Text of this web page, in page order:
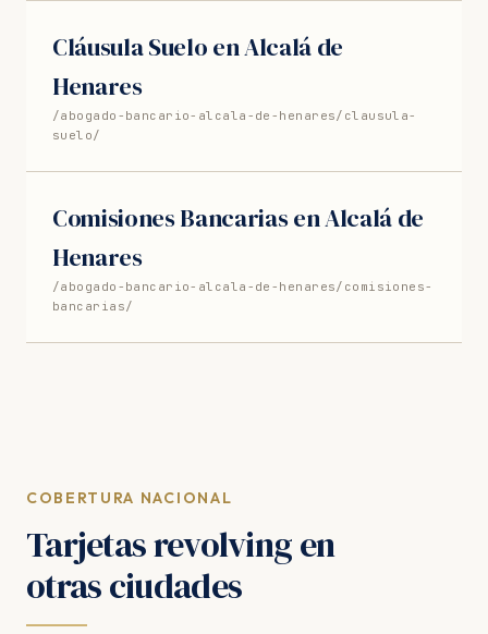
Cláusula Suelo en Alcalá de
Henares
/abogado-bancario-alcala-de-henares/clausula-
suelo/
Comisiones Bancarias en Alcalá de
Henares
/abogado-bancario-alcala-de-henares/comisiones-
bancarias/
COBERTURA NACIONAL
Tarjetas revolving en
otras ciudades